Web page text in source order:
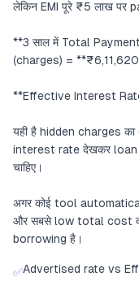
लेकिन EMI पूरे ₹5 लाख पर
**3 साल में Total
(charges) =
**Effective Interest
यही है hidden charges
interest rate देखकर loan
चाहिए।
अगर कोई tool
और सबसे low total cost
borrowing है।
✅Advertised rate vs